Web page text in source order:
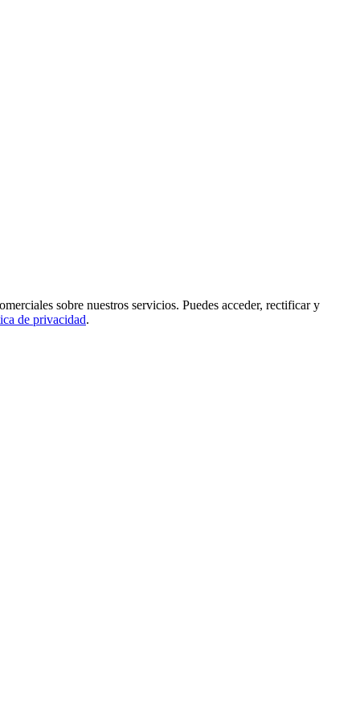
sobre nuestros servicios. Puedes acceder, rectificar y
de privacidad.